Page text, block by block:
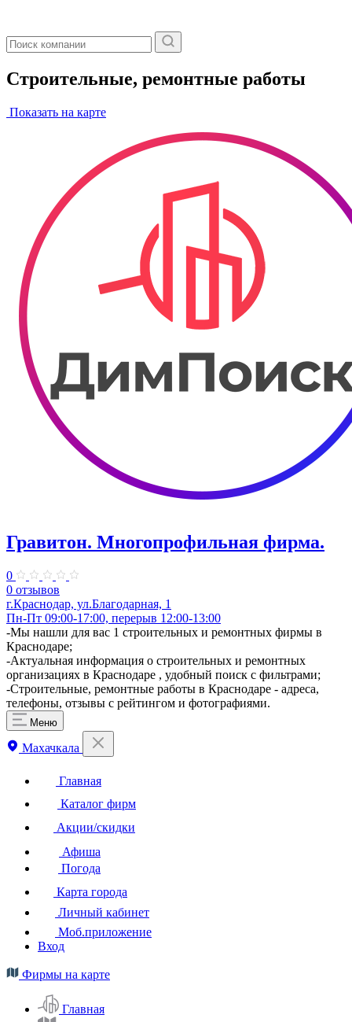
Строительные, ремонтные работы
Показать на карте
Гравитон. Многопрофильная фирма.
0
0 отзывов
г.Краснодар, ул.Благодарная, 1
Пн-Пт 09:00-17:00, перерыв 12:00-13:00
-Мы нашли для вас 1 строительных и ремонтных фирмы в
Краснодаре;
-Актуальная информация о строительных и ремонтных
организациях в Краснодаре , удобный поиск с фильтрами;
-Строительные, ремонтные работы в Краснодаре - адреса,
телефоны, отзывы с рейтингом и фотографиями.
Меню
Махачкала
Главная
Каталог фирм
Акции/скидки
Афиша
Погода
Карта города
Личный кабинет
Моб.приложение
Вход
Фирмы на карте
Главная